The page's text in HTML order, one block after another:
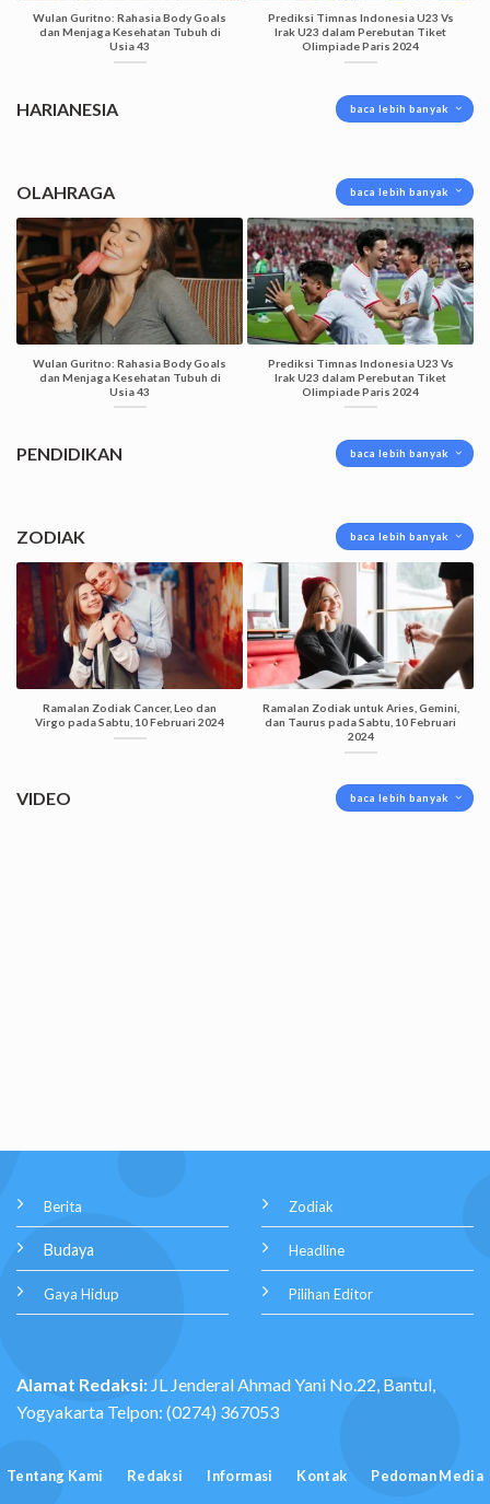
Wulan Guritno: Rahasia Body Goals
dan Menjaga Kesehatan Tubuh di
Usia 43
Prediksi Timnas Indonesia U23 Vs
Irak U23 dalam Perebutan Tiket
Olimpiade Paris 2024
HARIANESIA baca lebih banyak
OLAHRAGA baca lebih banyak
Wulan Guritno: Rahasia Body Goals
dan Menjaga Kesehatan Tubuh di
Usia 43
Prediksi Timnas Indonesia U23 Vs
Irak U23 dalam Perebutan Tiket
Olimpiade Paris 2024
PENDIDIKAN baca lebih banyak
ZODIAK baca lebih banyak
Ramalan Zodiak Cancer, Leo dan
Virgo pada Sabtu, 10 Februari 2024
Ramalan Zodiak untuk Aries, Gemini,
dan Taurus pada Sabtu, 10 Februari
2024
VIDEO baca lebih banyak
Berita
Budaya
Gaya Hidup
Zodiak
Headline
Pilihan Editor
Alamat Redaksi: JL Jenderal Ahmad Yani No.22, Bantul,
Yogyakarta Telpon: (0274) 367053
Tentang Kami Redaksi Informasi Kontak Pedoman Media